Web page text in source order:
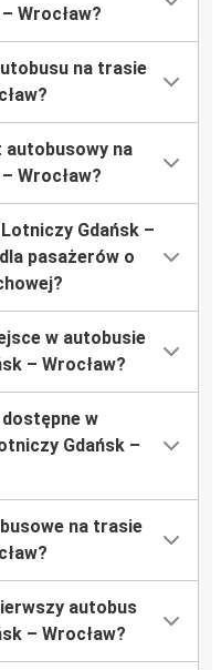
Wrocław?
na trasie
autobusowy na
Wrocław?
Gdańsk –
pasażerów o
w autobusie
– Wrocław?
dostępne w
Gdańsk –
na trasie
autobus
– Wrocław?